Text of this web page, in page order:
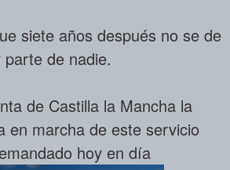
siete años después no se de
de nadie.
de Castilla la Mancha la
en marcha de este servicio
hoy en día